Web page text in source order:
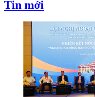
Tin mới